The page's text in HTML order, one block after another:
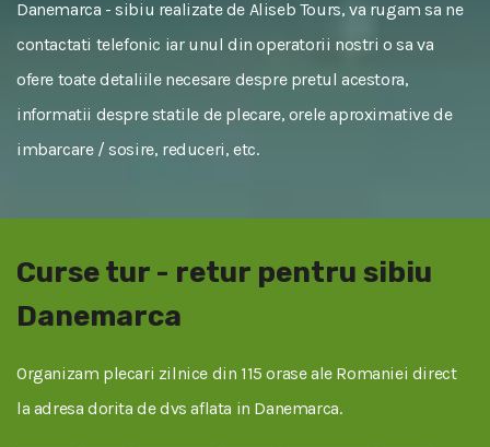
Danemarca - sibiu realizate de Aliseb Tours, va rugam sa ne
contactati telefonic iar unul din operatorii nostri o sa va
ofere toate detaliile necesare despre pretul acestora,
informatii despre statile de plecare, orele aproximative de
imbarcare / sosire, reduceri, etc.
Curse tur - retur pentru sibiu
Danemarca
Organizam plecari zilnice din 115 orase ale Romaniei direct
la adresa dorita de dvs aflata in Danemarca.